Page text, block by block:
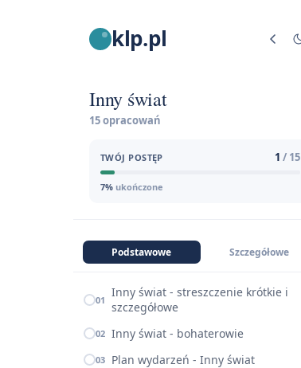
klp.pl
Inny świat
15 opracowań
TWÓJ POSTĘP 1 / 15
7% ukończone
Podstawowe Szczegółowe
01 Inny świat - streszczenie krótkie i
szczegółowe
02 Inny świat - bohaterowie
03 Plan wydarzeń - Inny świat